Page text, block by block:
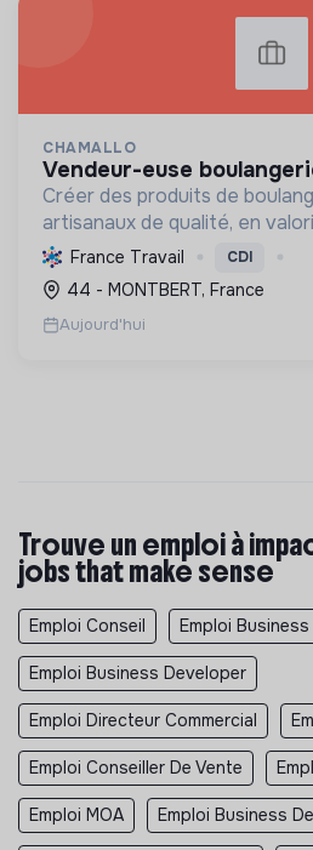
CHAMALLO
vendeur-euse
Créer des produits de
artisanaux de qualité, en
local, les circuits courts et la
bien-être de la communauté
France Travail CDI
44 - MONTBERT, France
Aujourd'hui
Trouve un emploi à
jobs that make sense
Emploi Conseil Emploi Business
Emploi Business Developer
Emploi Directeur Commercial
Emploi Conseiller De Vente
Emploi MOA Emploi Business